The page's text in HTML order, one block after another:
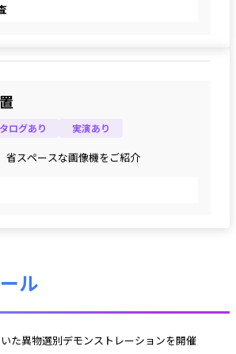
ログあり 実演あり
省スペースな画像機をご紹介
ル
た異物選別デモンストレーションを開催